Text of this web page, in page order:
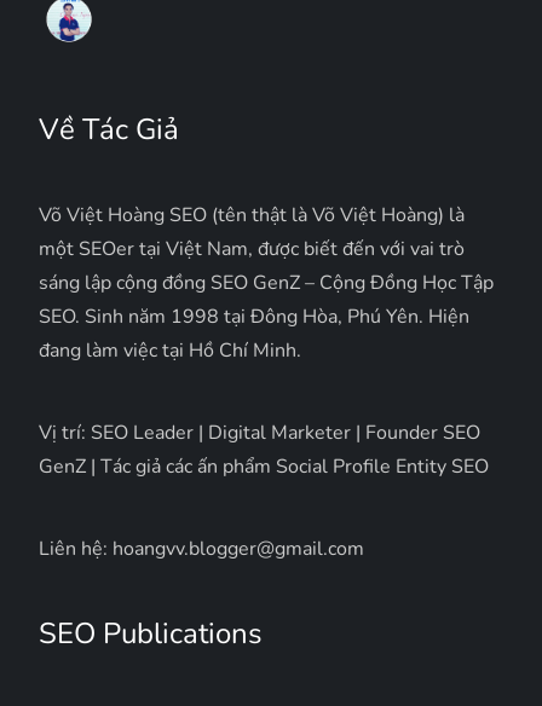
Về Tác Giả
Võ Việt Hoàng SEO (tên thật là Võ Việt Hoàng) là
một SEOer tại Việt Nam, được biết đến với vai trò
sáng lập cộng đồng SEO GenZ – Cộng Đồng Học Tập
SEO. Sinh năm 1998 tại Đông Hòa, Phú Yên. Hiện
đang làm việc tại Hồ Chí Minh.
Vị trí: SEO Leader | Digital Marketer | Founder SEO
GenZ | Tác giả các ấn phẩm Social Profile Entity SEO
Liên hệ: hoangvv.blogger@gmail.com
SEO Publications